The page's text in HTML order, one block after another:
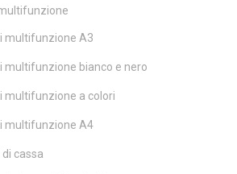
multifunzione A3
multifunzione bianco e nero
multifunzione a colori
multifunzione A4
cassa